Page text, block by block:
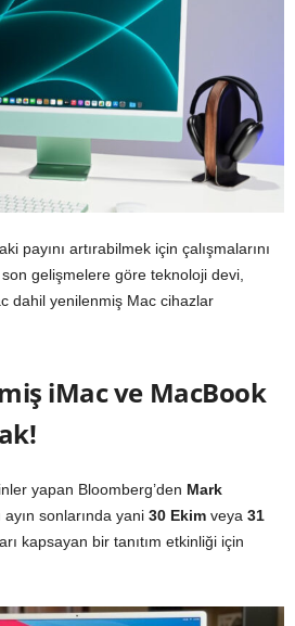
payını artırabilmek için çalışmalarını
gelişmelere göre teknoloji devi,
dahil yenilenmiş Mac cihazlar
iMac ve MacBook
yapan Bloomberg’den Mark
ayın sonlarında yani 30 Ekim veya 31
kapsayan bir tanıtım etkinliği için